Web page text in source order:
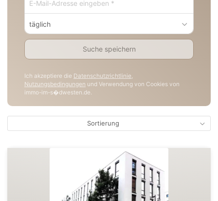
täglich
Suche speichern
Ich akzeptiere die Datenschutzrichtlinie,
Nutzungsbedingungen und Verwendung von Cookies von
immo-im-s�dwesten.de.
Sortierung